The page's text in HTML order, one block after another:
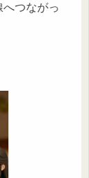
つながっ